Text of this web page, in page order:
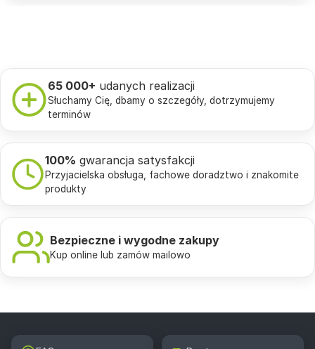
65 000+ udanych realizacji
Słuchamy Cię, dbamy o szczegóły, dotrzymujemy
terminów
100% gwarancja satysfakcji
Przyjacielska obsługa, fachowe doradztwo i znakomite
produkty
Bezpieczne i wygodne zakupy
Kup online lub zamów mailowo